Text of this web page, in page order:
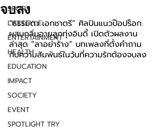
SPORT
LIFESTYLE
ENTERTAINMENT
HEALTH
EDUCATION
IMPACT
SOCIETY
EVENT
SPOTLIGHT TRY
จบลง
“ธรรมดา เอกชาตรี” ศิลปินแนวป๊อปร็อก
ผสมกลิ่นอายลูกทุ่งอินดี้ เปิดตัวผลงาน
ล่าสุด “ลาอย่าร้าง” บทเพลงที่ตั้งคำถาม
กับความสัมพันธ์ในวันที่ความรักต้องจบลง